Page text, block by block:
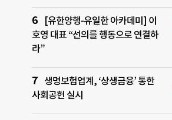
[유한양행-유일한 아카데미] 이
호영 대표 “선의를 행동으로 연결하
라”
생명보험업계, ‘상생금융’ 통한
사회공헌 실시